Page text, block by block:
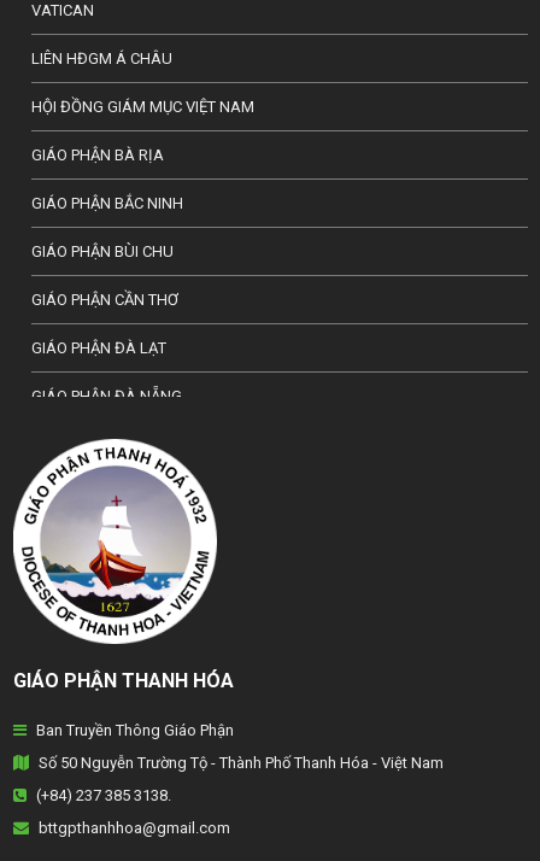
VATICAN
LIÊN HĐGM Á CHÂU
HỘI ĐỒNG GIÁM MỤC VIỆT NAM
GIÁO PHẬN BÀ RỊA
GIÁO PHẬN BẮC NINH
GIÁO PHẬN BÙI CHU
GIÁO PHẬN CẦN THƠ
GIÁO PHẬN ĐÀ LẠT
GIÁO PHẬN ĐÀ NẴNG
TỔNG GIÁO PHẬN HÀ NỘI
GIÁO PHẬN HẢI PHÒNG
TỔNG GIÁO PHẬN HUẾ
GIÁO PHẬN HƯNG HOÁ
GIÁO PHẬN KON TUM
GIÁO PHẬN LẠNG SƠN
GIÁO PHẬN LONG XUYÊN
GIÁO PHẬN PHAN THIẾT
GIÁO PHẬN THANH HÓA
Ban Truyền Thông Giáo Phận
Số 50 Nguyễn Trường Tộ - Thành Phố Thanh Hóa - Việt Nam
(+84) 237 385 3138.
bttgpthanhhoa@gmail.com